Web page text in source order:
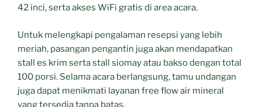
42 inci, serta akses WiFi gratis di area acara.
Untuk melengkapi pengalaman resepsi yang lebih
meriah, pasangan pengantin juga akan mendapatkan
stall es krim serta stall siomay atau bakso dengan total
100 porsi. Selama acara berlangsung, tamu undangan
juga dapat menikmati layanan free flow air mineral
yang tersedia tanpa batas.